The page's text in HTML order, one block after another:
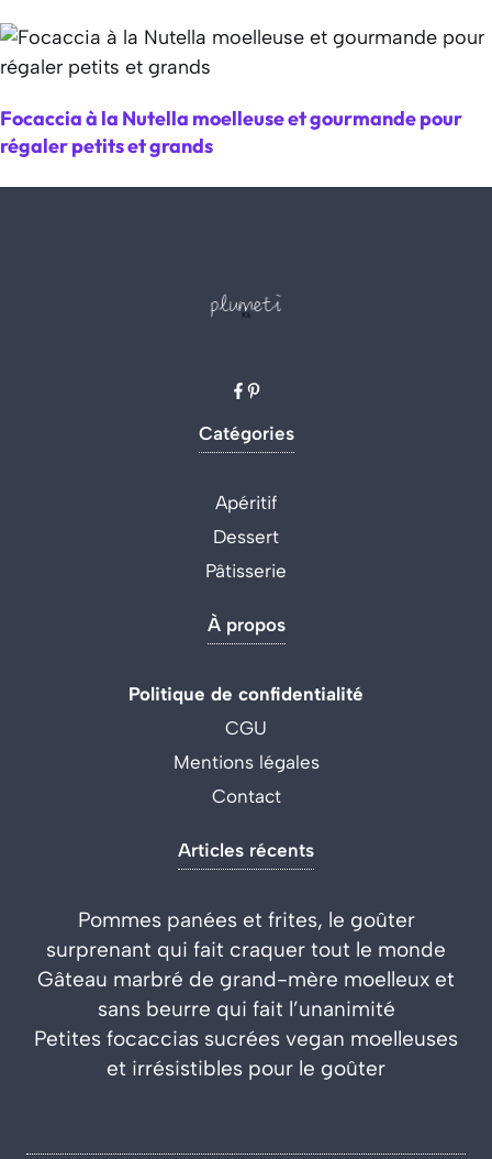
Focaccia à la Nutella moelleuse et gourmande pour
régaler petits et grands
Catégories
Apéritif
Dessert
Pâtisserie
À propos
Politique de confidentialité
CGU
Mentions légales
Contact
Articles récents
Pommes panées et frites, le goûter
surprenant qui fait craquer tout le monde
Gâteau marbré de grand-mère moelleux et
sans beurre qui fait l’unanimité
Petites focaccias sucrées vegan moelleuses
et irrésistibles pour le goûter